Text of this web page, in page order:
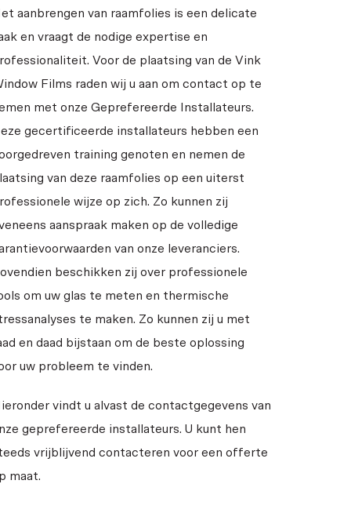
aanbrengen van raamfolies is een delicate
en vraagt de nodige expertise en
Voor de plaatsing van de Vink
Films raden wij u aan om contact op te
met onze Geprefereerde Installateurs.
gecertificeerde installateurs hebben een
training genoten en nemen de
van deze raamfolies op een uiterst
wijze op zich. Zo kunnen zij
aanspraak maken op de volledige
van onze leveranciers.
beschikken zij over professionele
om uw glas te meten en thermische
te maken. Zo kunnen zij u met
en daad bijstaan om de beste oplossing
uw probleem te vinden.
vindt u alvast de contactgegevens van
geprefereerde installateurs. U kunt hen
vrijblijvend contacteren voor een offerte
maat.